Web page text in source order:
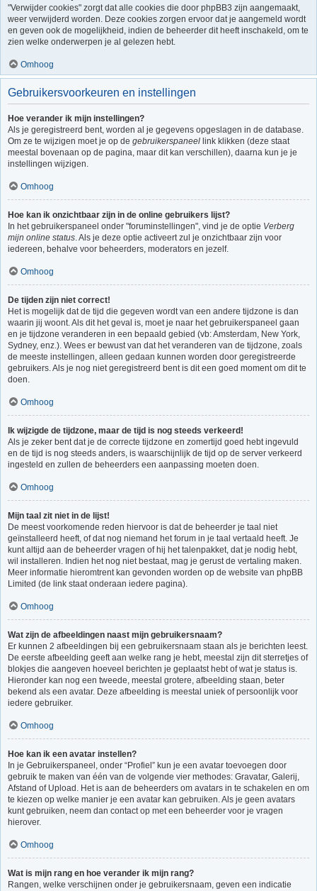
"Verwijder cookies" zorgt dat alle cookies die door phpBB3 zijn aangemaakt,
weer verwijderd worden. Deze cookies zorgen ervoor dat je aangemeld wordt
en geven ook de mogelijkheid, indien de beheerder dit heeft inschakeld, om te
zien welke onderwerpen je al gelezen hebt.
Omhoog
Gebruikersvoorkeuren en instellingen
Hoe verander ik mijn instellingen?
Als je geregistreerd bent, worden al je gegevens opgeslagen in de database.
Om ze te wijzigen moet je op de gebruikerspaneel link klikken (deze staat
meestal bovenaan op de pagina, maar dit kan verschillen), daarna kun je je
instellingen wijzigen.
Omhoog
Hoe kan ik onzichtbaar zijn in de online gebruikers lijst?
In het gebruikerspaneel onder "foruminstellingen", vind je de optie Verberg
mijn online status. Als je deze optie activeert zul je onzichtbaar zijn voor
iedereen, behalve voor beheerders, moderators en jezelf.
Omhoog
De tijden zijn niet correct!
Het is mogelijk dat de tijd die gegeven wordt van een andere tijdzone is dan
waarin jij woont. Als dit het geval is, moet je naar het gebruikerspaneel gaan
en je tijdzone veranderen in een bepaald gebied (vb: Amsterdam, New York,
Sydney, enz.). Wees er bewust van dat het veranderen van de tijdzone, zoals
de meeste instellingen, alleen gedaan kunnen worden door geregistreerde
gebruikers. Als je nog niet geregistreerd bent is dit een goed moment om dit te
doen.
Omhoog
Ik wijzigde de tijdzone, maar de tijd is nog steeds verkeerd!
Als je zeker bent dat je de correcte tijdzone en zomertijd goed hebt ingevuld
en de tijd is nog steeds anders, is waarschijnlijk de tijd op de server verkeerd
ingesteld en zullen de beheerders een aanpassing moeten doen.
Omhoog
Mijn taal zit niet in de lijst!
De meest voorkomende reden hiervoor is dat de beheerder je taal niet
geïnstalleerd heeft, of dat nog niemand het forum in je taal vertaald heeft. Je
kunt altijd aan de beheerder vragen of hij het talenpakket, dat je nodig hebt,
wil installeren. Indien het nog niet bestaat, mag je gerust de vertaling maken.
Meer informatie hieromtrent kan gevonden worden op de website van phpBB
Limited (de link staat onderaan iedere pagina).
Omhoog
Wat zijn de afbeeldingen naast mijn gebruikersnaam?
Er kunnen 2 afbeeldingen bij een gebruikersnaam staan als je berichten leest.
De eerste afbeelding geeft aan welke rang je hebt, meestal zijn dit sterretjes of
blokjes die aangeven hoeveel berichten je geplaatst hebt of wat je status is.
Hieronder kan nog een tweede, meestal grotere, afbeelding staan, beter
bekend als een avatar. Deze afbeelding is meestal uniek of persoonlijk voor
iedere gebruiker.
Omhoog
Hoe kan ik een avatar instellen?
In je Gebruikerspaneel, onder “Profiel” kun je een avatar toevoegen door
gebruik te maken van één van de volgende vier methodes: Gravatar, Galerij,
Afstand of Upload. Het is aan de beheerders om avatars in te schakelen en om
te kiezen op welke manier je een avatar kan gebruiken. Als je geen avatars
kunt gebruiken, neem dan contact op met een beheerder voor je vragen
hierover.
Omhoog
Wat is mijn rang en hoe verander ik mijn rang?
Rangen, welke verschijnen onder je gebruikersnaam, geven een indicatie